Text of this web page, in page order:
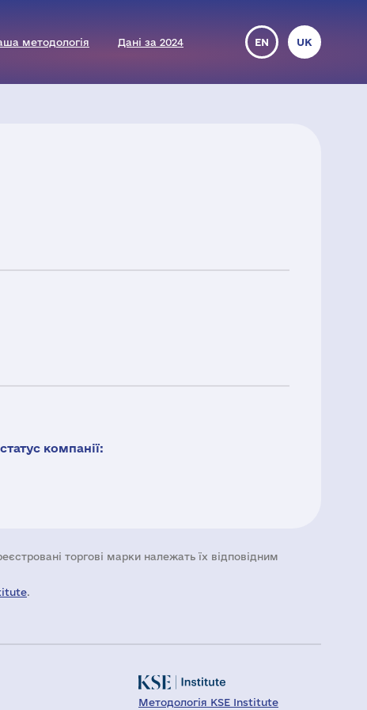
методологія Дані за 2024 EN UK
компанії:
торгові марки належать їх відповідним
.
Методологія KSE Institute